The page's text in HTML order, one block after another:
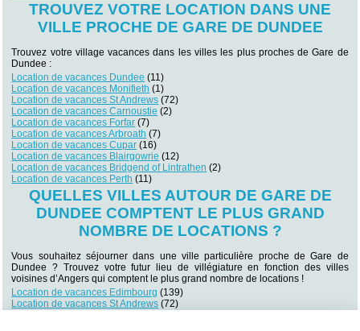
TROUVEZ VOTRE LOCATION DANS UNE
VILLE PROCHE DE GARE DE DUNDEE
Trouvez votre village vacances dans les villes les plus proches de Gare de
Dundee :
Location de vacances Dundee (11)
Location de vacances Monifieth (1)
Location de vacances St Andrews (72)
Location de vacances Carnoustie (2)
Location de vacances Forfar (7)
Location de vacances Arbroath (7)
Location de vacances Cupar (16)
Location de vacances Blairgowrie (12)
Location de vacances Bridgend of Lintrathen (2)
Location de vacances Perth (11)
QUELLES VILLES AUTOUR DE GARE DE
DUNDEE COMPTENT LE PLUS GRAND
NOMBRE DE LOCATIONS ?
Vous souhaitez séjourner dans une ville particulière proche de Gare de
Dundee ? Trouvez votre futur lieu de villégiature en fonction des villes
voisines d’Angers qui comptent le plus grand nombre de locations !
Location de vacances Edimbourg (139)
Location de vacances St Andrews (72)